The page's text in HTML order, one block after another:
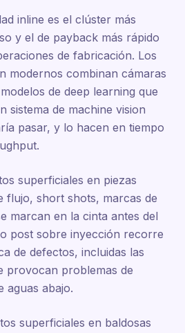
inline es el clúster más
y el de payback más rápido
de fabricación. Los
modernos combinan cámaras
de deep learning que
sistema de machine vision
pasar, y lo hacen en tiempo
superficiales en piezas
flujo, short shots, marcas de
marcan en la cinta antes del
post sobre inyección recorre
de defectos, incluidas las
provocan problemas de
aguas abajo.
superficiales en baldosas